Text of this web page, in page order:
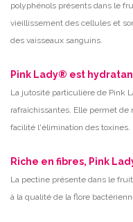
polyphénols présents dans le
vieillissement des cellules et
des vaisseaux sanguins.
Pink Lady® est
La jutosité particulière de Pink
rafraîchissantes. Elle permet
facilité l'élimination des toxines.
Riche en fibres, Pink
La pectine présente dans le
à la qualité de la flore